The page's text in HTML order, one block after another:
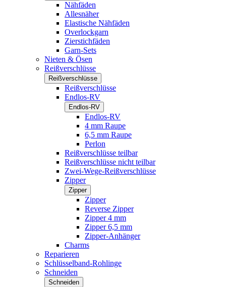
Nähfäden
Allesnäher
Elastische Nähfäden
Overlockgarn
Zierstichfäden
Garn-Sets
Nieten & Ösen
Reißverschlüsse
Reißverschlüsse
Reißverschlüsse
Endlos-RV
Endlos-RV
Endlos-RV
4 mm Raupe
6,5 mm Raupe
Perlon
Reißverschlüsse teilbar
Reißverschlüsse nicht teilbar
Zwei-Wege-Reißverschlüsse
Zipper
Zipper
Zipper
Reverse Zipper
Zipper 4 mm
Zipper 6,5 mm
Zipper-Anhänger
Charms
Reparieren
Schlüsselband-Rohlinge
Schneiden
Schneiden